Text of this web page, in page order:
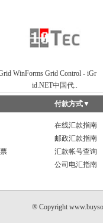
WinForms Grid Control - iGr
id.NET中国代..
付款方式▼
在线汇款指南
邮政汇款指南
汇款帐号查询
公司电汇指南
® Copyright